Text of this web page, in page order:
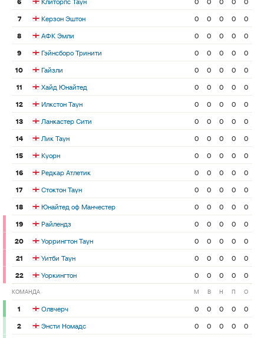
7
Керзон Эштон 0 0 0 0
0
8
АФК Эмли 0 0 0 0
0
9
Гэйнсборо Тринити 0 0 0 0
0
10
Гайзли 0 0 0 0
0
11
Хайд Юнайтед 0 0 0 0
0
12
Илкстон Таун 0 0 0 0
0
13
Ланкастер Сити 0 0 0 0
0
14
Лик Таун 0 0 0 0
0
15
Куорн 0 0 0 0
0
16
Редкар Атлетик 0 0 0 0
0
17
Стоктон Таун 0 0 0 0
0
18
Юнайтед оф Манчестер 0 0 0 0
0
19
Райлендз 0 0 0 0
0
20
Уоррингтон Таун 0 0 0 0
0
21
Уитби Таун 0 0 0 0
0
22
Уоркингтон 0 0 0 0 0
КОМАНДА М В Н П О
1 Олвчерч 0 0 0 0
0
2
Энсти Номадс 0 0 0 0
0